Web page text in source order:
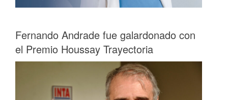
Fernando Andrade fue galardonado con
el Premio Houssay Trayectoria